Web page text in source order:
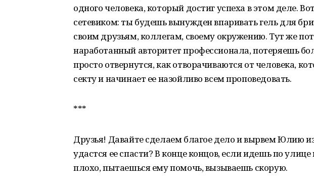
одного человека, который достиг успеха в этом деле.
сетевиком: ты будешь вынужден впаривать гель для
своим друзьям, коллегам, своему окружению. Тут же
наработанный авторитет профессионала, потеряешь
просто отвернутся, как отворачиваются от человека,
секту и начинает ее назойливо всем проповедовать.
***
Друзья! Давайте сделаем благое дело и вырвем Юлию
удастся ее спасти? В конце концов, если идешь по
плохо, пытаешься ему помочь, вызываешь скорую.